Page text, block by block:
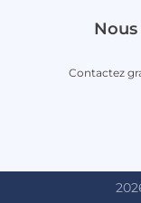
Contactez